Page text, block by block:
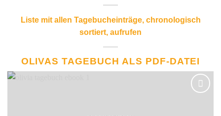
Liste mit allen Tagebucheinträge, chronologisch
sortiert, aufrufen
OLIVAS TAGEBUCH ALS PDF-DATEI